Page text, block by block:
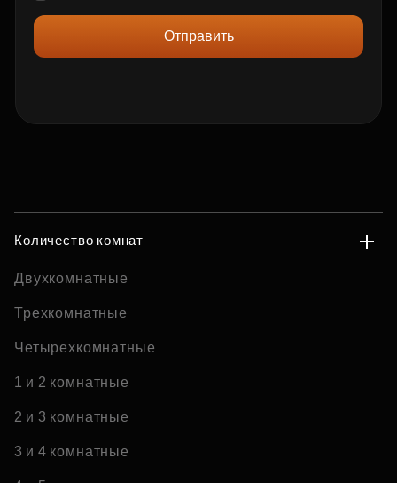
Отправить
Количество комнат
Двухкомнатные
Трехкомнатные
Четырехкомнатные
1 и 2 комнатные
2 и 3 комнатные
3 и 4 комнатные